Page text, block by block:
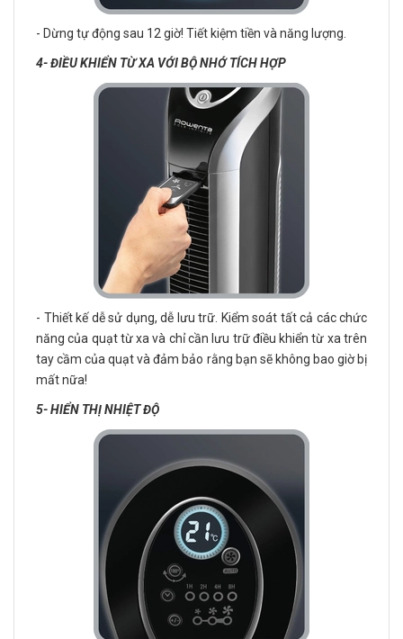
- Dừng tự động sau 12 giờ! Tiết kiệm tiền và năng lượng.
4- ĐIỀU KHIỂN TỪ XA VỚI BỘ NHỚ TÍCH HỢP
- Thiết kế dễ sử dụng, dễ lưu trữ. Kiểm soát tất cả các chức
năng của quạt từ xa và chỉ cần lưu trữ điều khiển từ xa trên
tay cầm của quạt và đảm bảo rằng bạn sẽ không bao giờ bị
mất nữa!
5- HIỂN THỊ NHIỆT ĐỘ